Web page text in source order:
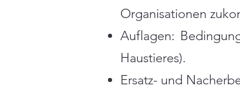
Organisationen
Auflagen:
Haustieres).
Ersatz- und